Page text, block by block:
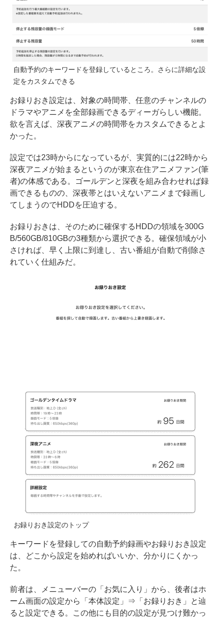
自動予約のキーワードを登録しているところ。さらに詳細な設
定をカスタムできる
お録りおき設定は、対象の時間帯、任意のチャンネルの
ドラマやアニメを全部録画できるディーガらしい機能。
欲を言えば、深夜アニメの時間帯をカスタムできるとよ
かった。
設定では23時からになっているが、実質的には22時から
深夜アニメが始まるというのが東京在住アニメファン(筆
者)の体感である。ゴールデンと深夜を組み合わせれば録
画できるものの、深夜帯とはいえないアニメまで録画し
てしまうのでHDDを圧迫する。
お録りおきは、そのために確保するHDDの領域を300G
B/560GB/810GBの3種類から選択できる。確保領域が小
さければ、早く上限に到達し、古い番組が自動で削除さ
れていく仕組みだ。
お録りおき設定のトップ
キーワードを登録しての自動予約録画やお録りおき設定
は、どこから設定を始めればいいか、分かりにくかっ
た。
前者は、メニューバーの「お気に入り」から、後者はホ
ーム画面の設定から「本体設定」⇒「お録りおき」と辿
ると設定できる。この他にも目的の設定が見つけ難かっ